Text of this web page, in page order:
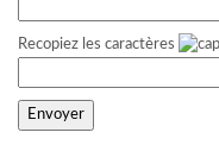
Recopiez les caractères